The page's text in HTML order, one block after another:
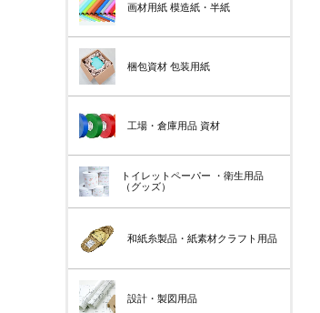
画材用紙 模造紙・半紙
梱包資材 包装用紙
工場・倉庫用品 資材
トイレットペーパー ・衛生用品
（グッズ）
和紙糸製品・紙素材クラフト用品
設計・製図用品